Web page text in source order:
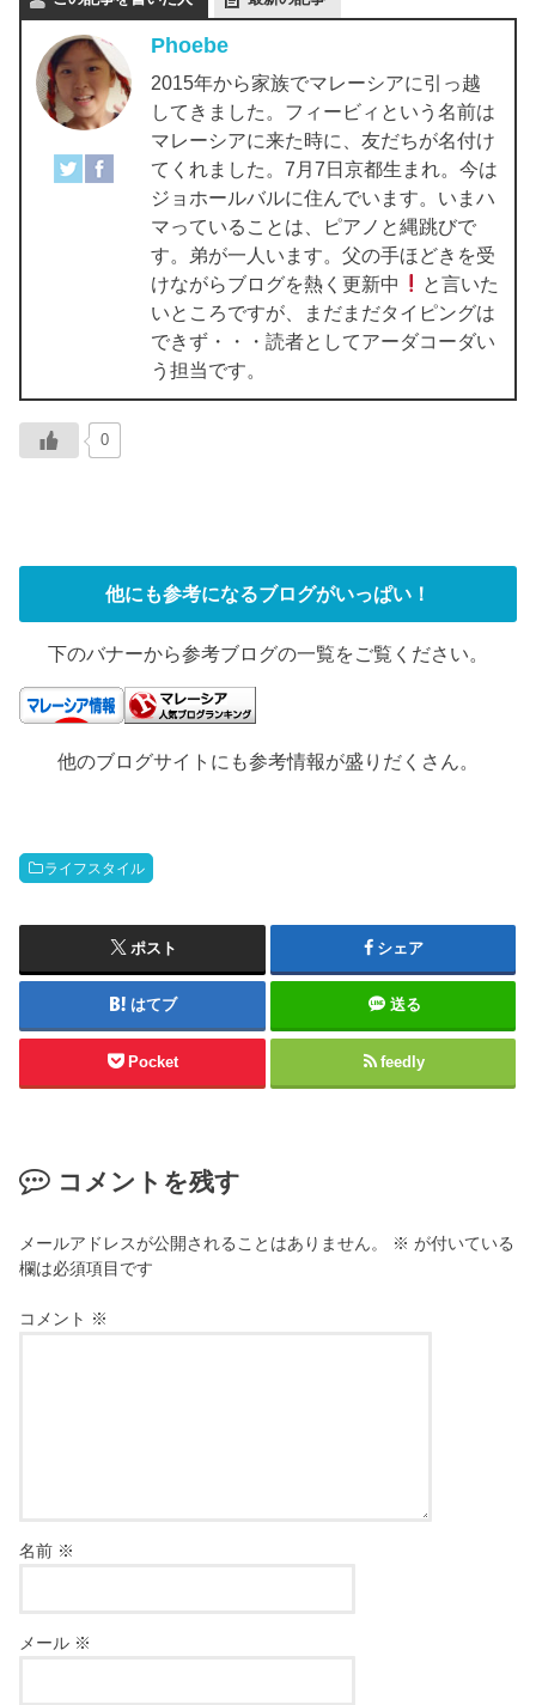
Phoebe
2015年から家族でマレーシアに引っ越
してきました。フィービィという名前は
マレーシアに来た時に、友だちが名付け
てくれました。7月7日京都生まれ。今は
ジョホールバルに住んでいます。いまハ
マっていることは、ピアノと縄跳びで
す。弟が一人います。父の手ほどきを受
けながらブログを熱く更新中
と言いた
いところですが、まだまだタイピングは
できず・・・読者としてアーダコーダい
う担当です。
0
他にも参考になるブログがいっぱい！
下のバナーから参考ブログの一覧をご覧ください。
他のブログサイトにも参考情報が盛りだくさん。
ライフスタイル
ポスト シェア
はてブ 送る
Pocket feedly
コメントを残す
メールアドレスが公開されることはありません。 ※ が付いている
欄は必須項目です
コメント ※
名前 ※
メール ※